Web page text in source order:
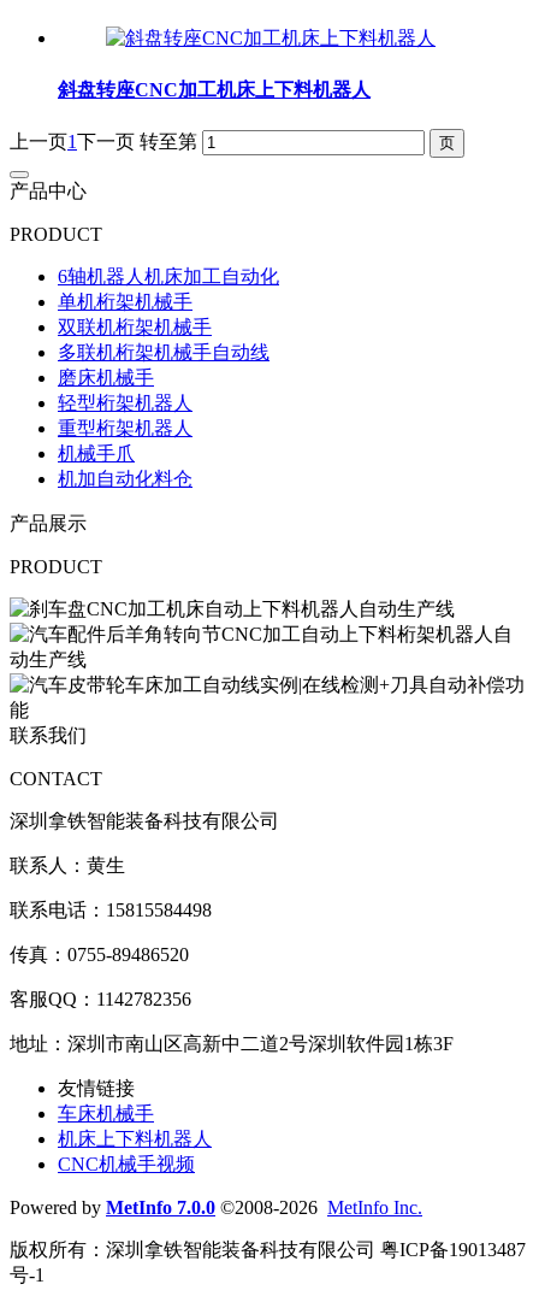
斜盘转座CNC加工机床上下料机器人
上一页1下一页 转至第
产品中心
PRODUCT
6轴机器人机床加工自动化
单机桁架机械手
双联机桁架机械手
多联机桁架机械手自动线
磨床机械手
轻型桁架机器人
重型桁架机器人
机械手爪
机加自动化料仓
产品展示
PRODUCT
联系我们
CONTACT
深圳拿铁智能装备科技有限公司
联系人：黄生
联系电话：15815584498
传真：0755-89486520
客服QQ：1142782356
地址：深圳市南山区高新中二道2号深圳软件园1栋3F
友情链接
车床机械手
机床上下料机器人
CNC机械手视频
Powered by MetInfo 7.0.0 ©2008-2026 MetInfo Inc.
版权所有：深圳拿铁智能装备科技有限公司 粤ICP备19013487
号-1